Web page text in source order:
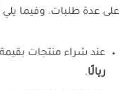
على عدة طلبات. وفيما يلي
عند شراء منتجات بقيمة
ريالًا.